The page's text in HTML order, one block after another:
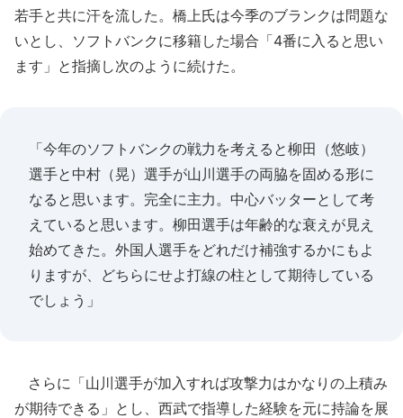
若手と共に汗を流した。橋上氏は今季のブランクは問題な
いとし、ソフトバンクに移籍した場合「4番に入ると思い
ます」と指摘し次のように続けた。
「今年のソフトバンクの戦力を考えると柳田（悠岐）
選手と中村（晃）選手が山川選手の両脇を固める形に
なると思います。完全に主力。中心バッターとして考
えていると思います。柳田選手は年齢的な衰えが見え
始めてきた。外国人選手をどれだけ補強するかにもよ
りますが、どちらにせよ打線の柱として期待している
でしょう」
さらに「山川選手が加入すれば攻撃力はかなりの上積み
が期待できる」とし、西武で指導した経験を元に持論を展